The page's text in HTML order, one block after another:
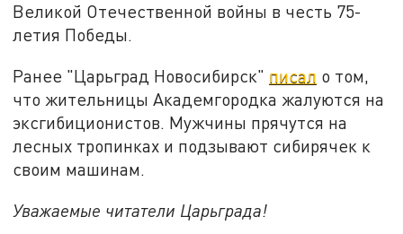
Великой Отечественной войны в честь 75-
летия Победы.
Ранее "Царьград Новосибирск" писал о том,
что жительницы Академгородка жалуются на
эксгибиционистов. Мужчины прячутся на
лесных тропинках и подзывают сибирячек к
своим машинам.
Уважаемые читатели Царьграда!